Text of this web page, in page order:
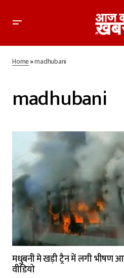
Home»madhubani
madhubani
मधुबनी मे खड़ी ट्रैन में लगी भीषण
वीडियो